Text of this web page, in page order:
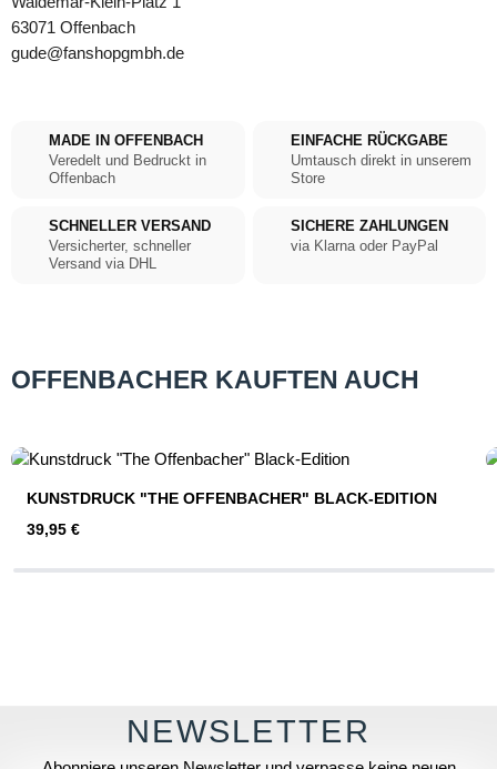
63071 Offenbach
gude@fanshopgmbh.de
MADE IN OFFENBACH
Veredelt und Bedruckt in
Offenbach
EINFACHE RÜCKGABE
Umtausch direkt in unserem
Store
SCHNELLER VERSAND
Versicherter, schneller
Versand via DHL
SICHERE ZAHLUNGEN
via Klarna oder PayPal
OFFENBACHER KAUFTEN AUCH
KUNSTDRUCK "THE OFFENBACHER" BLACK-EDITION
Regulärer Preis:
39,95 €